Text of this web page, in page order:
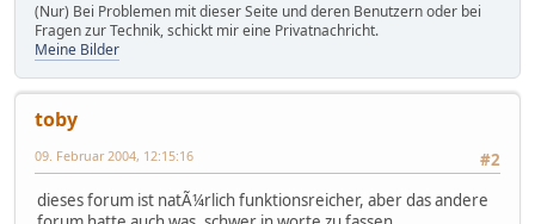
(Nur) Bei Problemen mit dieser Seite und deren Benutzern oder bei
Fragen zur Technik, schickt mir eine Privatnachricht.
Meine Bilder
toby
#2
09. Februar 2004, 12:15:16
dieses forum ist natÃ¼rlich funktionsreicher, aber das andere